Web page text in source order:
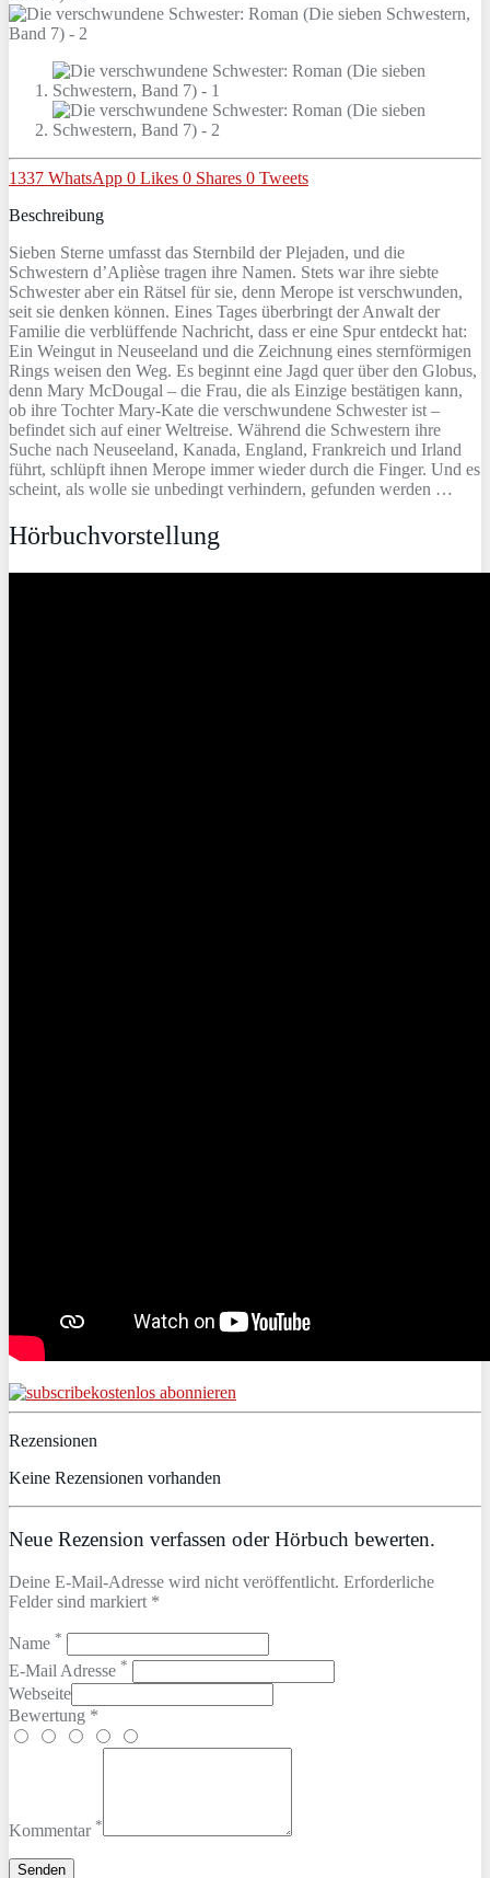
1337 WhatsApp 0 Likes 0 Shares 0 Tweets
Beschreibung
Sieben Sterne umfasst das Sternbild der Plejaden, und die
Schwestern d’Aplièse tragen ihre Namen. Stets war ihre siebte
Schwester aber ein Rätsel für sie, denn Merope ist verschwunden,
seit sie denken können. Eines Tages überbringt der Anwalt der
Familie die verblüffende Nachricht, dass er eine Spur entdeckt hat:
Ein Weingut in Neuseeland und die Zeichnung eines sternförmigen
Rings weisen den Weg. Es beginnt eine Jagd quer über den Globus,
denn Mary McDougal – die Frau, die als Einzige bestätigen kann,
ob ihre Tochter Mary-Kate die verschwundene Schwester ist –
befindet sich auf einer Weltreise. Während die Schwestern ihre
Suche nach Neuseeland, Kanada, England, Frankreich und Irland
führt, schlüpft ihnen Merope immer wieder durch die Finger. Und es
scheint, als wolle sie unbedingt verhindern, gefunden werden …
Hörbuchvorstellung
kostenlos abonnieren
Rezensionen
Keine Rezensionen vorhanden
Neue Rezension verfassen oder Hörbuch bewerten.
Deine E-Mail-Adresse wird nicht veröffentlicht. Erforderliche
Felder sind markiert *
Name *
E-Mail Adresse *
Webseite
Bewertung *
Kommentar *